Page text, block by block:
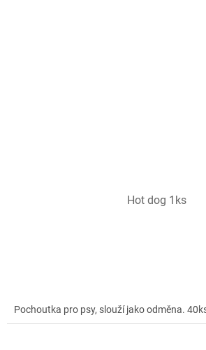
Hot dog 1ks
Pochoutka pro psy, slouží jako odměna.